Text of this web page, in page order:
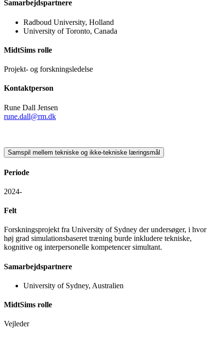
Samarbejdspartnere
Radboud University, Holland
University of Toronto, Canada
MidtSims rolle
Projekt- og forskningsledelse
Kontaktperson
Rune Dall Jensen
rune.dall@rm.dk
Samspil mellem tekniske og ikke-tekniske læringsmål
Periode
2024-
Felt
Forskningsprojekt fra University of Sydney der undersøger, i hvor
høj grad simulationsbaseret træning burde inkludere tekniske,
kognitive og interpersonelle kompetencer simultant.
Samarbejdspartnere
University of Sydney, Australien
MidtSims rolle
Vejleder